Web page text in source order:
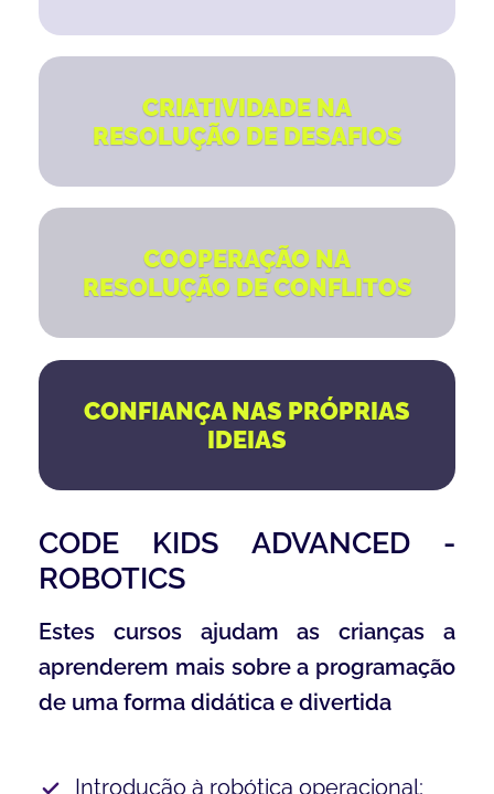
CRIATIVIDADE NA
RESOLUÇÃO DE DESAFIOS
COOPERAÇÃO NA
RESOLUÇÃO DE CONFLITOS
CONFIANÇA NAS PRÓPRIAS
IDEIAS
CODE KIDS ADVANCED -
ROBOTICS
Estes cursos ajudam as crianças a
aprenderem mais sobre a programação
de uma forma didática e divertida
Introdução à robótica operacional;